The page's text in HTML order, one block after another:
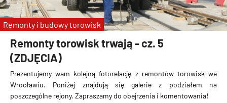
Remonty torowisk trwają - cz. 5
(ZDJĘCIA)
Prezentujemy wam kolejną fotorelację z remontów torowisk we
Wrocławiu. Poniżej znajdują się galerie z podziałem na
poszczególne rejony. Zapraszamy do obejrzenia i komentowania!
Remonty i budowy torowisk